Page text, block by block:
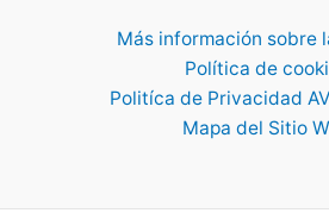
Más información sobre
Política de
Politíca de Privacidad
Mapa del Sitio